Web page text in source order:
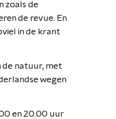
zoals de
de revue. En
in de krant
de natuur, met
wegen
en 20.00 uur